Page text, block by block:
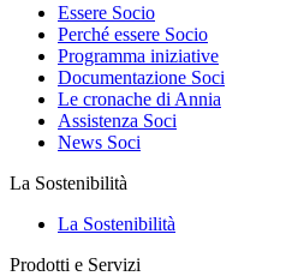
Essere Socio
Perché essere Socio
Programma iniziative
Documentazione Soci
Le cronache di Annia
Assistenza Soci
News Soci
La Sostenibilità
La Sostenibilità
Prodotti e Servizi